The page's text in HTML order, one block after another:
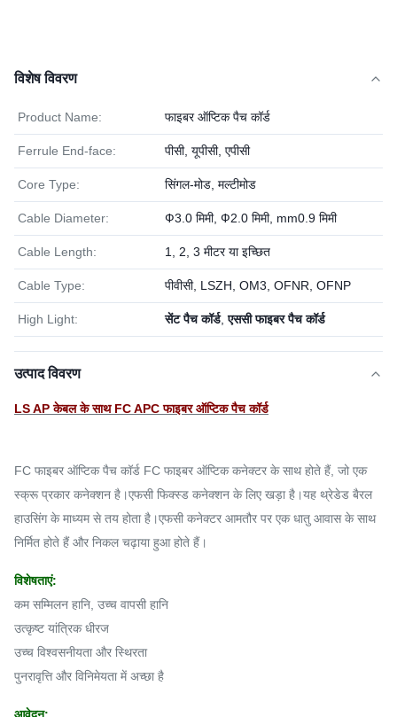
विशेष विवरण
Product Name: फाइबर ऑप्टिक पैच कॉर्ड
Ferrule End-face: पीसी, यूपीसी, एपीसी
Core Type: सिंगल-मोड, मल्टीमोड
Cable Diameter: Ф3.0 मिमी, Ф2.0 मिमी, mm0.9 मिमी
Cable Length: 1, 2, 3 मीटर या इच्छित
Cable Type: पीवीसी, LSZH, OM3, OFNR, OFNP
High Light: सेंट पैच कॉर्ड,एससी फाइबर पैच कॉर्ड
उत्पाद विवरण
LS AP केबल के साथ FC APC फाइबर ऑप्टिक पैच कॉर्ड
FC फाइबर ऑप्टिक पैच कॉर्ड FC फाइबर ऑप्टिक कनेक्टर के साथ होते हैं, जो एक
स्क्रू प्रकार कनेक्शन है।एफसी फिक्स्ड कनेक्शन के लिए खड़ा है।यह थ्रेडेड बैरल
हाउसिंग के माध्यम से तय होता है।एफसी कनेक्टर आमतौर पर एक धातु आवास के साथ
निर्मित होते हैं और निकल चढ़ाया हुआ होते हैं।
विशेषताएं:
कम सम्मिलन हानि, उच्च वापसी हानि
उत्कृष्ट यांत्रिक धीरज
उच्च विश्वसनीयता और स्थिरता
पुनरावृत्ति और विनिमेयता में अच्छा है